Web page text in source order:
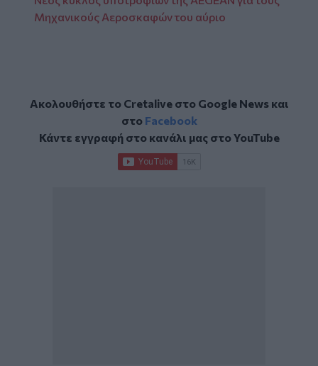
Μηχανικούς Αεροσκαφών του αύριο
Ακολουθήστε το Cretalive στο Google Newsκαι
στο Facebook
Κάντε εγγραφή στο κανάλι μας στοYouTube